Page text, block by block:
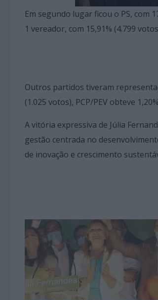
Em segundo lugar ficou o PS, com
1 vereador, com 15,91% (4.799
Outros partidos tiveram
(1.025 votos), PCP/PEV obteve
A vitória expressiva de Júlia
gestão centrada no
de inovação e crescimento